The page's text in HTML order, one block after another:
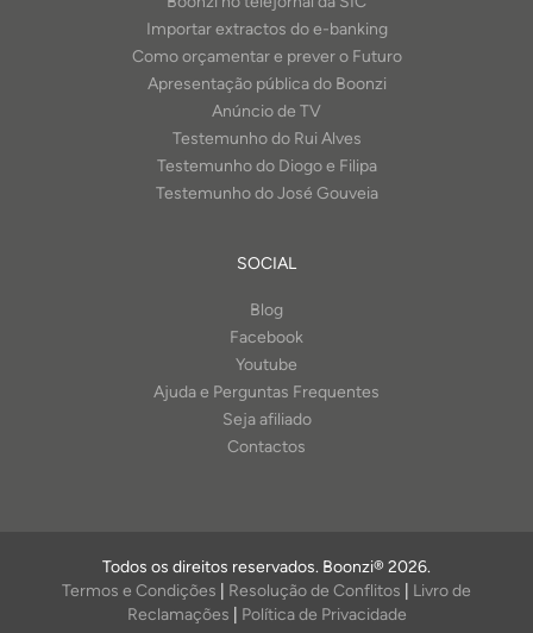
Importar extractos do e-banking
Como orçamentar e prever o Futuro
Apresentação pública do Boonzi
Anúncio de TV
Testemunho do Rui Alves
Testemunho do Diogo e Filipa
Testemunho do José Gouveia
SOCIAL
Blog
Facebook
Youtube
Ajuda e Perguntas Frequentes
Seja afiliado
Contactos
Todos os direitos reservados. Boonzi® 2026.
Termos e Condições
Resolução de Conflitos
Livro de
Reclamações
Política de Privacidade